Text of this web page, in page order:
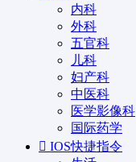
内科
外科
五官科
儿科
妇产科
中医科
医学影像科
国际药学
IOS快捷指令